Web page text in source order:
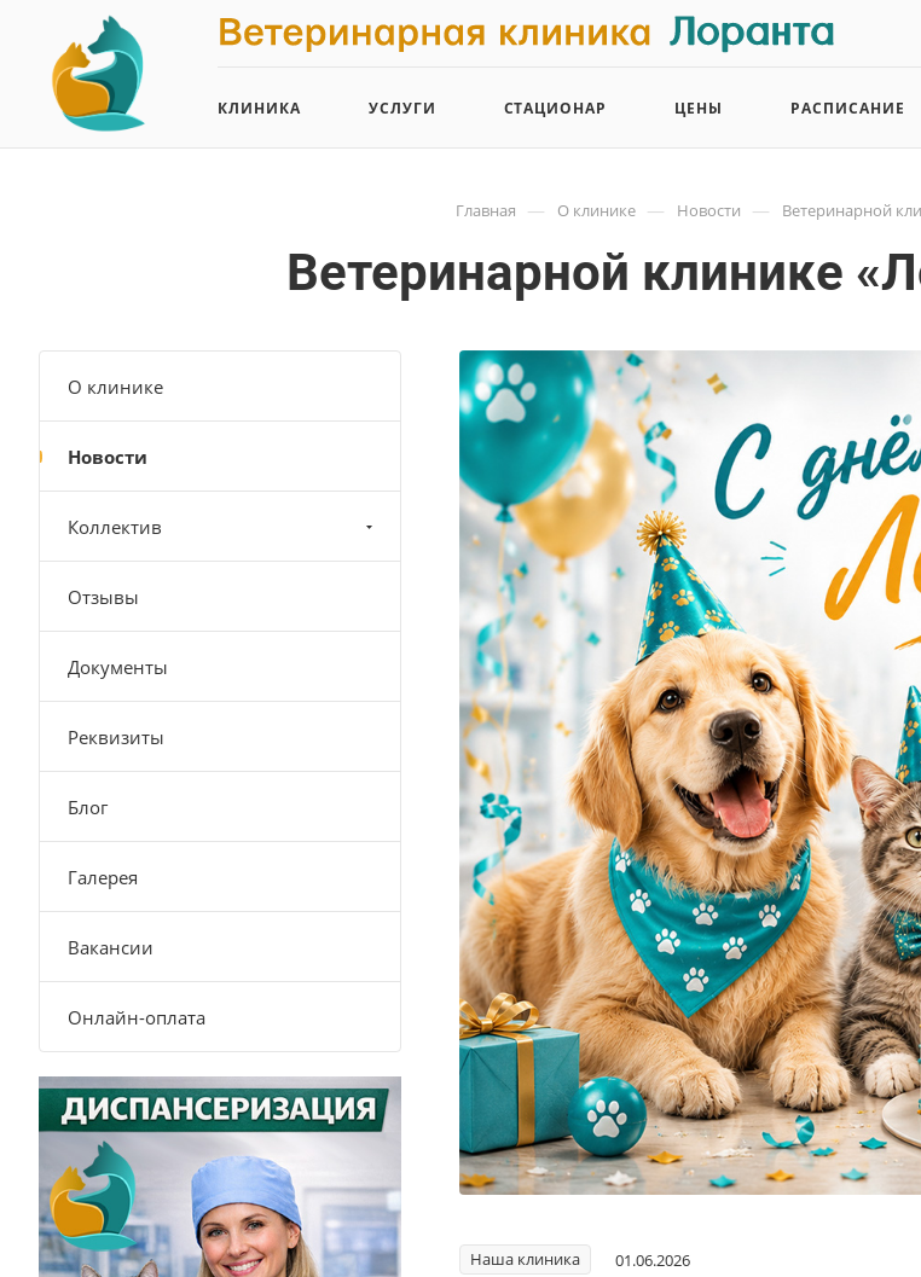
КЛИНИКА УСЛУГИ СТАЦИОНАР ЦЕНЫ РАСПИСАНИЕ
Главная — О клинике — Новости — Ветеринарной
Ветеринарной клинике
Наша клиника 01.06.2026
О клинике
Новости
Коллектив
Отзывы
Документы
Реквизиты
Блог
Галерея
Вакансии
Онлайн-оплата